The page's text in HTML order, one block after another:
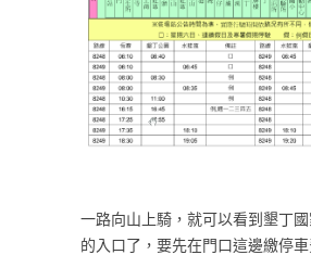
一路向山上騎，就可以看到墾丁
的入口了，要先在門口這邊繳停車